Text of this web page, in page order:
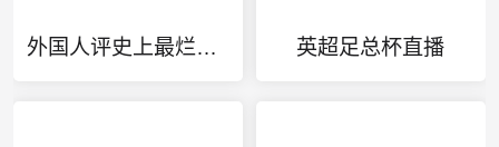
外国人评史上最烂的奥运会 英超足总杯直播